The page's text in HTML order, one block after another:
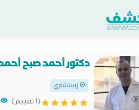
دكتور أحمد صبح
إستشاري
(1 تقييم)